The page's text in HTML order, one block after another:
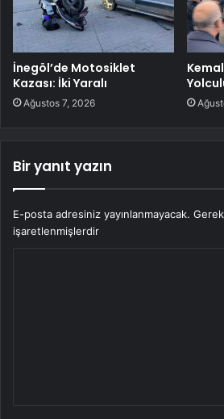
İnegöl’de Motosiklet
Kazası: İki Yaralı
Ağustos 7, 2026
Bir yanıt yazın
E-posta adresiniz yayınlanmayacak.
işaretlenmişlerdir